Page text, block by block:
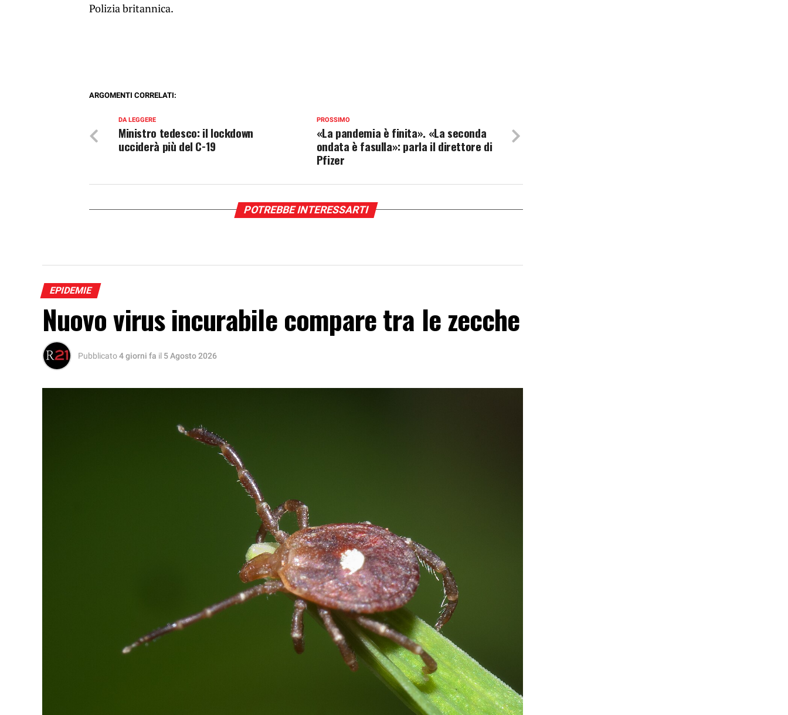
Polizia britannica.
ARGOMENTI CORRELATI:
PROSSIMO
«La pandemia è finita». «La seconda
ondata è fasulla»: parla il direttore di
Pfizer
DA LEGGERE
Ministro tedesco: il lockdown
ucciderà più del C-19
POTREBBE INTERESSARTI
EPIDEMIE
Nuovo virus incurabile compare tra le zecche
Pubblicato4 giorni fa il 5 Agosto 2026